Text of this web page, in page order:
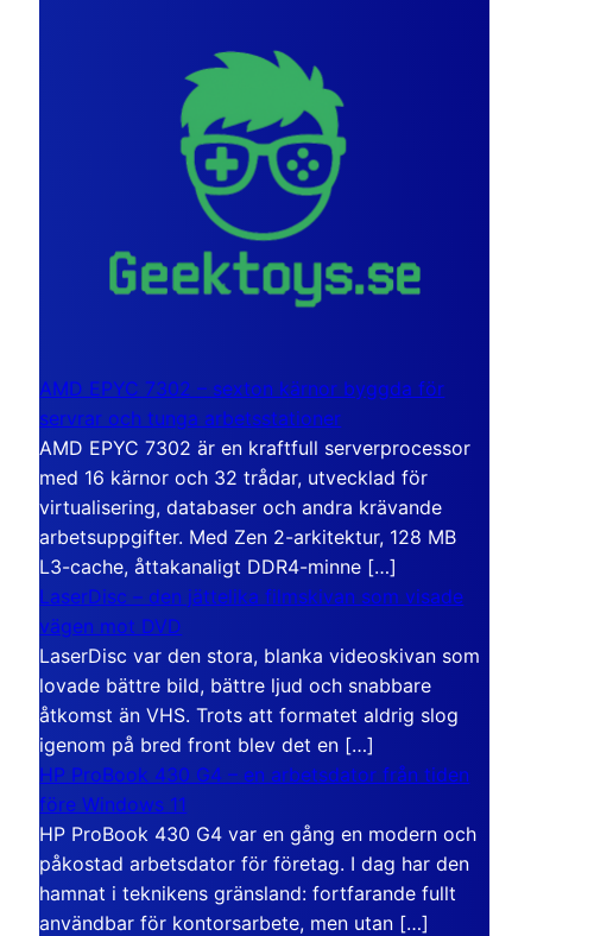
AMD EPYC 7302 – sexton kärnor byggda för
servrar och tunga arbetsstationer
AMD EPYC 7302 är en kraftfull serverprocessor
med 16 kärnor och 32 trådar, utvecklad för
virtualisering, databaser och andra krävande
arbetsuppgifter. Med Zen 2-arkitektur, 128 MB
L3-cache, åttakanaligt DDR4-minne […]
LaserDisc – den jättelika filmskivan som visade
vägen mot DVD
LaserDisc var den stora, blanka videoskivan som
lovade bättre bild, bättre ljud och snabbare
åtkomst än VHS. Trots att formatet aldrig slog
igenom på bred front blev det en […]
HP ProBook 430 G4 – en arbetsdator från tiden
före Windows 11
HP ProBook 430 G4 var en gång en modern och
påkostad arbetsdator för företag. I dag har den
hamnat i teknikens gränsland: fortfarande fullt
användbar för kontorsarbete, men utan […]